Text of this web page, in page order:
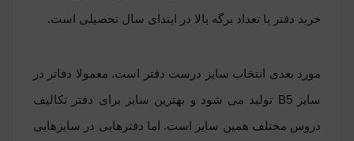
خرید دفتر با تعداد برگه بالا در ابتدای سال تحصیلی است.
مورد بعدی انتخاب سایز درست دفتر است. معمولا دفاتر در
سایز B5 تولید می شود و بهترین سایز برای دفتر تکالیف
دروس مختلف همین سایز است. اما دفترهایی در سایزهایی